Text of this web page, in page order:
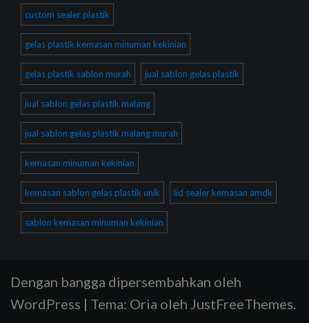
custom sealer plastik
gelas plastik kemasan minuman kekinian
gelas plastik sablon murah jual sablon gelas plastik
jual sablon gelas plastik malang
jual sablon gelas plastik malang murah
kemasan minuman kekinian
kemasan sablon gelas plastik unik lid sealer kemasan amdk
sablon kemasan minuman kekinian
Dengan bangga dipersembahkan oleh
WordPress | Tema: Oria oleh JustFreeThemes.